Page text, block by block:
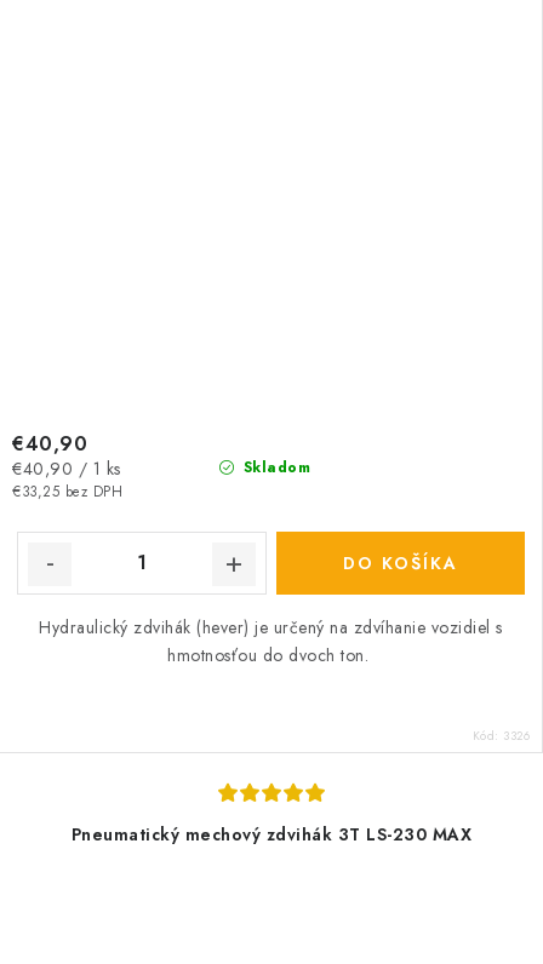
Skladom
€33,25 bez DPH
€40,90
Jednotková
cena:
€40,90 / 1 ks
DO KOŠÍKA
Hydraulický zdvihák (hever) je určený na zdvíhanie vozidiel s
hmotnosťou do dvoch ton.
Kód: 3326
Pneumatický mechový zdvihák 3T LS-230 MAX